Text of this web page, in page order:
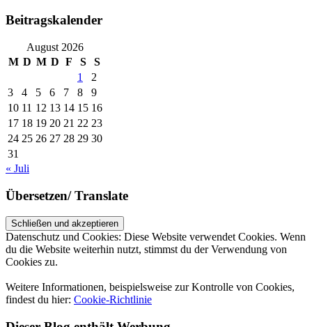
Beitragskalender
August 2026
M D M D F S
S
1
2
3
4 5 6 7 8
9
10 11 12 13 14 15 16
17 18 19 20 21 22 23
24 25 26 27 28 29 30
31
« Juli
Übersetzen/ Translate
Datenschutz und Cookies: Diese Website verwendet Cookies. Wenn
du die Website weiterhin nutzt, stimmst du der Verwendung von
Cookies zu.
Weitere Informationen, beispielsweise zur Kontrolle von Cookies,
findest du hier: Cookie-Richtlinie